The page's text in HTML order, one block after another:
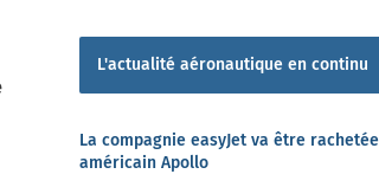
L'actualité aéronautique en continu
La compagnie easyJet va être
américain Apollo